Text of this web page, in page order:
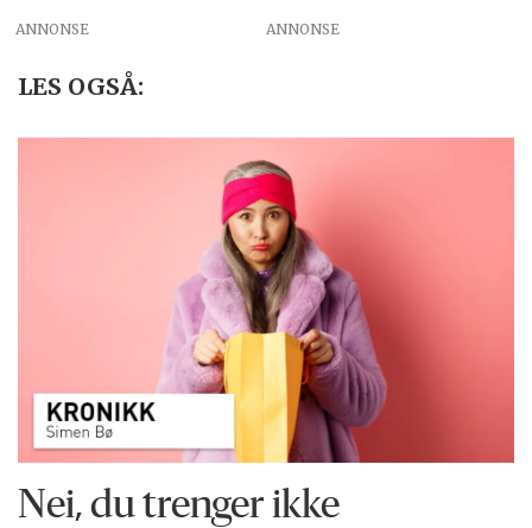
ANNONSE
LES OGSÅ:
Nei, du trenger ikke